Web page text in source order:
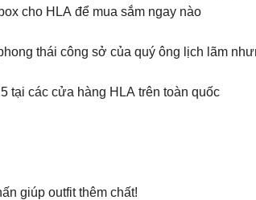
cho HLA để mua sắm ngay nào
thái công sở của quý ông lịch lãm
tại các cửa hàng HLA trên toàn quốc
giúp outfit thêm chất!